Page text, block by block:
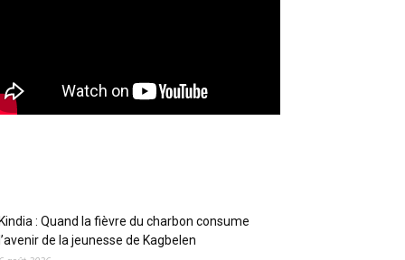
: Quand la fièvre du charbon consume
de la jeunesse de Kagbelen